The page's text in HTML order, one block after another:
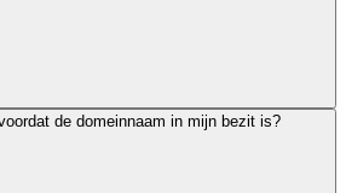
de domeinnaam in mijn bezit is?